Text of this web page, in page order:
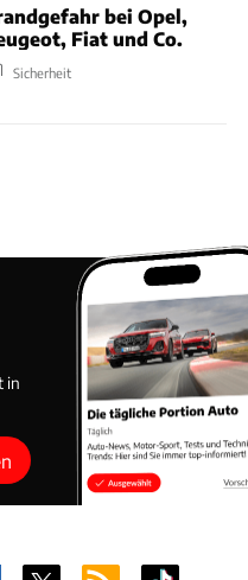
bei Opel,
Fiat und Co.
Sicherheit
in